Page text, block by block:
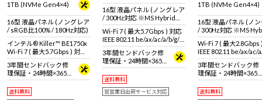
1TB (NVMe Gen4×4)
16型 液晶パネル (ノングレア
/ sRGB比100% / 180Hz対応)
インテル® Killer™ BE1750x
Wi-Fi 7 ( 最大5.7Gbps ) 対応
IEEE 802.11 be/ax/ac/a/b/g/n
準拠 ＋ Bluetooth 5内蔵
3年間センドバック修
理保証・24時間×365
日電話サポート
送料無料
16型 液晶パネル (ノングレア
/ 300Hz対応 ※MS Hybrid時
は240Hzで駆動 / sRGB比
100%対応)
Wi-Fi 7 ( 最大5.7Gbps ) 対応
IEEE 802.11 be/ax/ac/a/b/g/n
準拠 ＋ Bluetooth 5内蔵
3年間センドバック修
理保証・24時間×365
日電話サポート
送料無料
翌営業日出荷サービス対応
1TB (NVMe Gen4×4)
16型 液晶パネル (ノ
/ 300Hz対応 ※MS
は240Hzで駆動 /
100%対応)
Wi-Fi 7 ( 最大2.8Gbps
IEEE 802.11 be/ax/ac/
準拠 ＋ Bluetooth 5内
3年間センドバック修
理保証・24時間×365
日電話サポート
送料無料